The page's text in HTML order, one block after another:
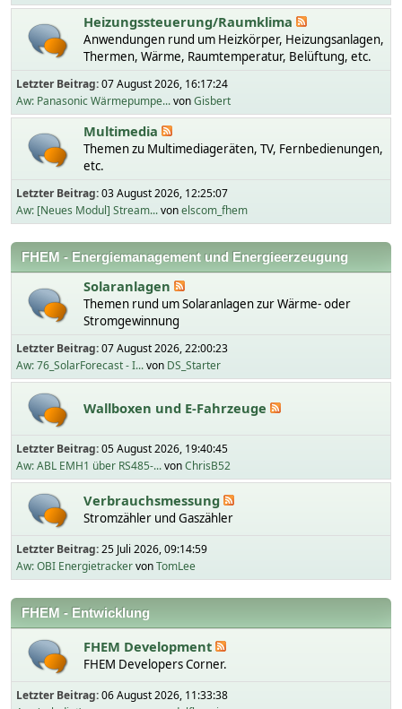
Heizungssteuerung/Raumklima
Anwendungen rund um Heizkörper, Heizungsanlagen,
Thermen, Wärme, Raumtemperatur, Belüftung, etc.
Letzter Beitrag:07 August 2026, 16:17:24
Aw: Panasonic Wärmepumpe...vonGisbert
Multimedia
Themen zu Multimediageräten, TV, Fernbedienungen,
etc.
Letzter Beitrag:03 August 2026, 12:25:07
Aw: [Neues Modul] Stream...vonelscom_fhem
FHEM - Energiemanagement und Energieerzeugung
Solaranlagen
Themen rund um Solaranlagen zur Wärme- oder
Stromgewinnung
Letzter Beitrag:07 August 2026, 22:00:23
Aw: 76_SolarForecast - I...von DS_Starter
Wallboxen und E-Fahrzeuge
Letzter Beitrag:05 August 2026, 19:40:45
Aw: ABL EMH1 über RS485-...vonChrisB52
Verbrauchsmessung
Stromzähler und Gaszähler
Letzter Beitrag:25 Juli 2026, 09:14:59
Aw: OBI EnergietrackervonTomLee
FHEM - Entwicklung
FHEM Development
FHEM Developers Corner.
Letzter Beitrag:06 August 2026, 11:33:38